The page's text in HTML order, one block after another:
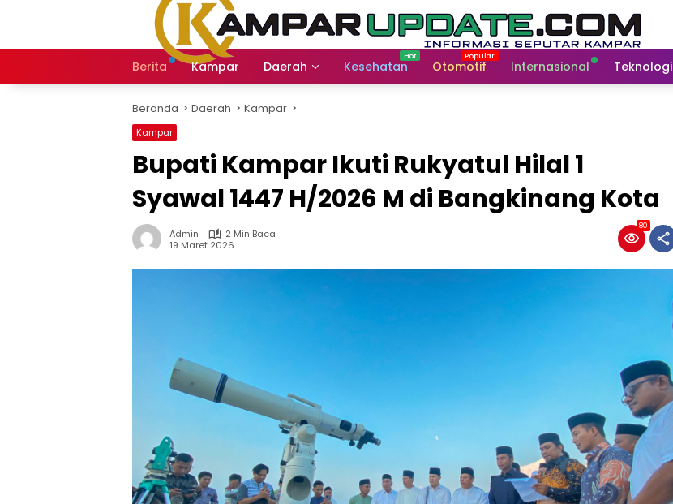
Berita Kampar Daerah Kesehatan Otomotif Internasional Teknologi
Beranda Daerah Kampar
Kampar
Bupati Kampar Ikuti Rukyatul Hilal 1
Syawal 1447 H/2026 M di Bangkinang Kota
Admin
2 Min Baca
19 Maret 2026
80